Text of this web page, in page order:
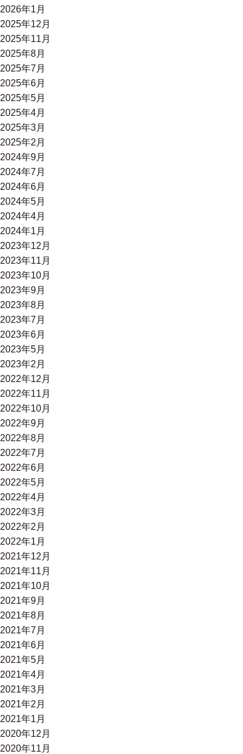
2026年1月
2025年12月
2025年11月
2025年8月
2025年7月
2025年6月
2025年5月
2025年4月
2025年3月
2025年2月
2024年9月
2024年7月
2024年6月
2024年5月
2024年4月
2024年1月
2023年12月
2023年11月
2023年10月
2023年9月
2023年8月
2023年7月
2023年6月
2023年5月
2023年2月
2022年12月
2022年11月
2022年10月
2022年9月
2022年8月
2022年7月
2022年6月
2022年5月
2022年4月
2022年3月
2022年2月
2022年1月
2021年12月
2021年11月
2021年10月
2021年9月
2021年8月
2021年7月
2021年6月
2021年5月
2021年4月
2021年3月
2021年2月
2021年1月
2020年12月
2020年11月